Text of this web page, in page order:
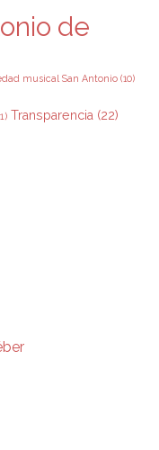
de
musical San Antonio (10)
Transparencia (22)